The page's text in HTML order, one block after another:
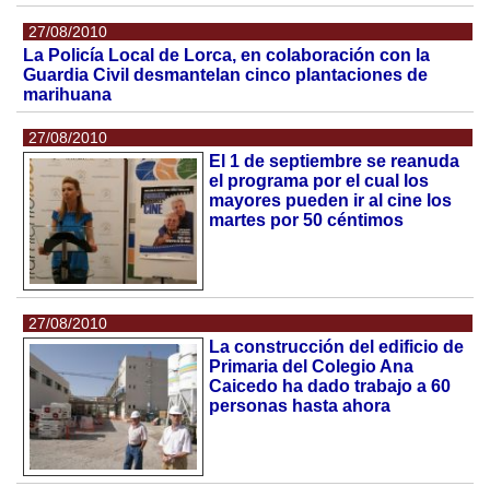
27/08/2010
La Policía Local de Lorca, en colaboración con la
Guardia Civil desmantelan cinco plantaciones de
marihuana
27/08/2010
El 1 de septiembre se reanuda
el programa por el cual los
mayores pueden ir al cine los
martes por 50 céntimos
27/08/2010
La construcción del edificio de
Primaria del Colegio Ana
Caicedo ha dado trabajo a 60
personas hasta ahora